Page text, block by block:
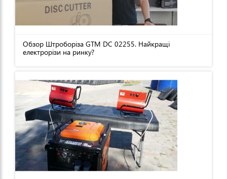
Обзор Штроборіза GTM DC 02255. Найкращі
електрорізи на ринку?